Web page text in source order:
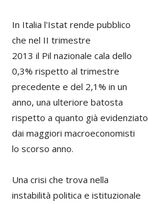
In Italia l'Istat rende pubblico
che nel II trimestre
2013 il Pil nazionale cala dello
0,3% rispetto al trimestre
precedente e del 2,1% in un
anno, una ulteriore batosta
rispetto a quanto già evidenziato
dai maggiori macroeconomisti
lo scorso anno.
Una crisi che trova nella
instabilità politica e istituzionale